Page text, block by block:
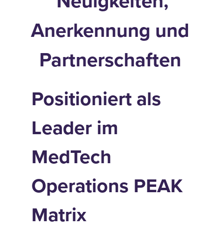
Anerkennung und
Partnerschaften
Positioniert als
Leader im
MedTech
Operations PEAK
Matrix